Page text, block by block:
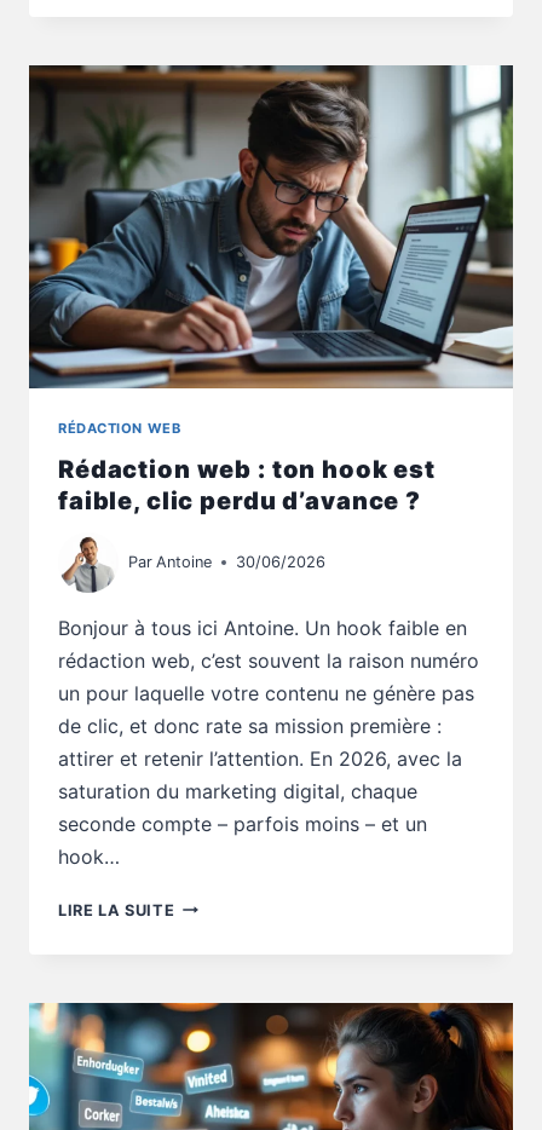
TEXTE
SOCIAL
PARLE-
T-
IL
À
UNE
NICHE
?
RÉDACTION WEB
Rédaction web : ton hook est
faible, clic perdu d’avance ?
Par Antoine 30/06/2026
Bonjour à tous ici Antoine. Un hook faible en
rédaction web, c’est souvent la raison numéro
un pour laquelle votre contenu ne génère pas
de clic, et donc rate sa mission première :
attirer et retenir l’attention. En 2026, avec la
saturation du marketing digital, chaque
seconde compte – parfois moins – et un
hook…
LIRE LA SUITE RÉDACTION
HOOK
EST
FAIBLE,
CLIC
PERDU